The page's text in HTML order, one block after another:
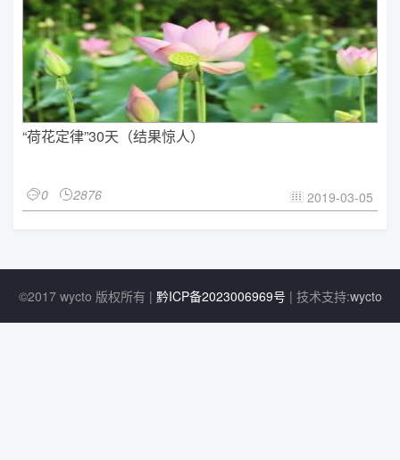
“荷花定律”30天（结果惊人）
0 2876  2019-03-05
©2017 wycto 版权所有 | 黔ICP备2023006969号 | 技术支持:wycto